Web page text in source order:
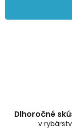
Dlhoročné
v